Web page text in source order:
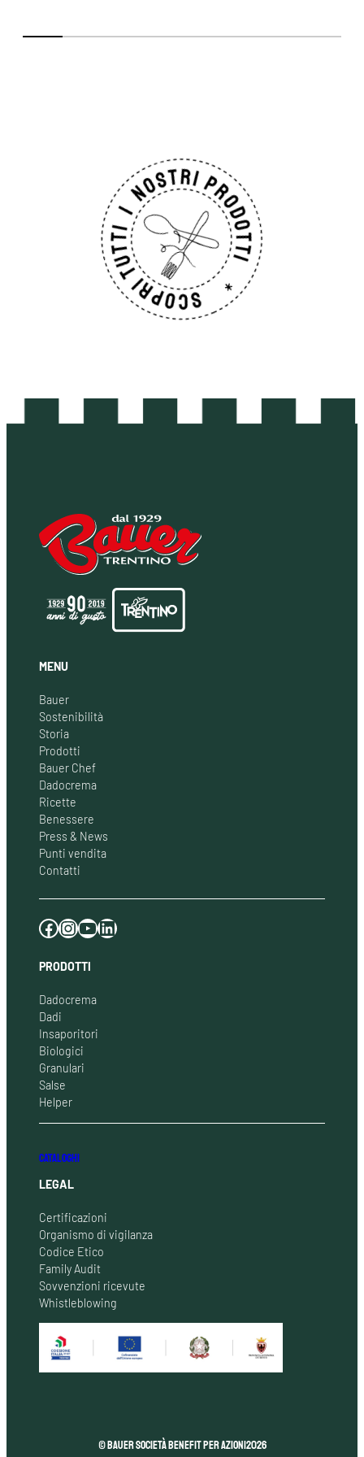
MENU
Bauer
Sostenibilità
Storia
Prodotti
Bauer Chef
Dadocrema
Ricette
Benessere
Press & News
Punti vendita
Contatti
Facebook Instagram YouTube LinkedIn
PRODOTTI
Dadocrema
Dadi
Insaporitori
Biologici
Granulari
Salse
Helper
CATALOGHI
LEGAL
Certificazioni
Organismo di vigilanza
Codice Etico
Family Audit
Sovvenzioni ricevute
Whistleblowing
© Bauer Società Benefit per Azioni2026